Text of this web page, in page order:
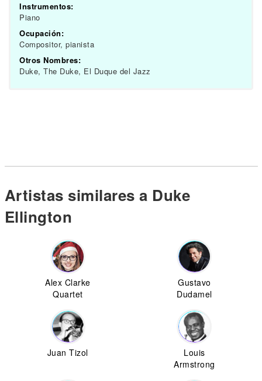
Instrumentos:
Piano
Ocupación:
Compositor, pianista
Otros Nombres:
Duke, The Duke, El Duque del Jazz
Artistas similares a Duke
Ellington
Alex Clarke
Quartet
Gustavo
Dudamel
Juan Tizol
Louis
Armstrong